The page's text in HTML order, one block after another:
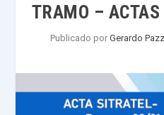
TRAMO –
Publicado por Gerardo